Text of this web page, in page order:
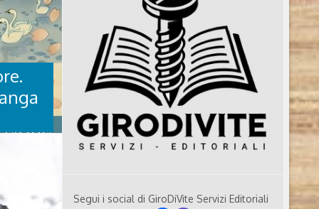
Segui i social di GiroDiVite Servizi Editoriali